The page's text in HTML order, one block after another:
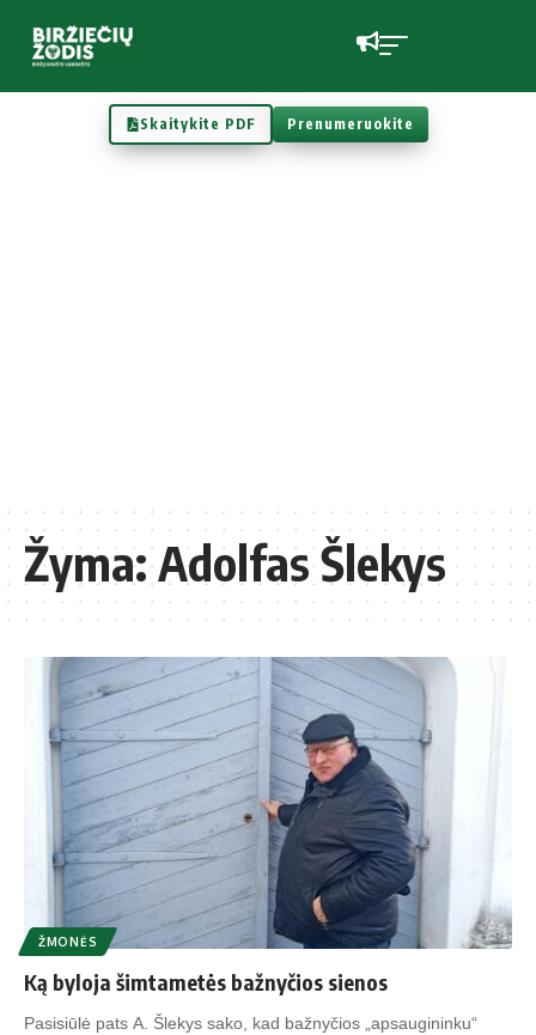
Skaitykite PDF Prenumeruokite
Žyma:Adolfas Šlekys
ŽMONĖS
Ką byloja šimtametės bažnyčios sienos
Pasisiūlė pats A. Šlekys sako, kad bažnyčios „apsaugininku“